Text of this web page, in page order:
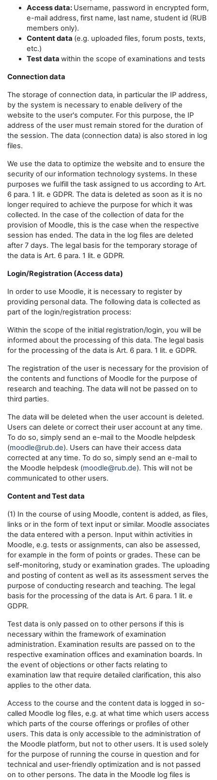
Access data: Username, password in encrypted form,
e-mail address, first name, last name, student id (RUB
members only).
Content data (e.g. uploaded files, forum posts, texts,
etc.)
Test data within the scope of examinations and tests
Connection data
The storage of connection data, in particular the IP address,
by the system is necessary to enable delivery of the
website to the user's computer. For this purpose, the IP
address of the user must remain stored for the duration of
the session. The data (connection data) is also stored in log
files.
We use the data to optimize the website and to ensure the
security of our information technology systems. In these
purposes we fulfill the task assigned to us according to Art.
6 para. 1 lit. e GDPR. The data is deleted as soon as it is no
longer required to achieve the purpose for which it was
collected. In the case of the collection of data for the
provision of Moodle, this is the case when the respective
session has ended. The data in the log files are deleted
after 7 days. The legal basis for the temporary storage of
the data is Art. 6 para. 1 lit. e GDPR.
Login/Registration (Access data)
In order to use Moodle, it is necessary to register by
providing personal data. The following data is collected as
part of the login/registration process:
Within the scope of the initial registration/login, you will be
informed about the processing of this data. The legal basis
for the processing of the data is Art. 6 para. 1 lit. e GDPR.
The registration of the user is necessary for the provision of
the contents and functions of Moodle for the purpose of
research and teaching. The data will not be passed on to
third parties.
The data will be deleted when the user account is deleted.
Users can delete or correct their user account at any time.
To do so, simply send an e-mail to the Moodle helpdesk
(moodle@rub.de). Users can have their access data
corrected at any time. To do so, simply send an e-mail to
the Moodle helpdesk (moodle@rub.de). This will not be
communicated to other users.
Content and Test data
(1) In the course of using Moodle, content is added, as files,
links or in the form of text input or similar. Moodle associates
the data entered with a person. Input within activities in
Moodle, e.g. tests or assignments, can also be assessed,
for example in the form of points or grades. These can be
self-monitoring, study or examination grades. The uploading
and posting of content as well as its assessment serves the
purpose of conducting research and teaching. The legal
basis for the processing of the data is Art. 6 para. 1 lit. e
GDPR.
Test data is only passed on to other persons if this is
necessary within the framework of examination
administration. Examination results are passed on to the
respective examination offices and examination boards. In
the event of objections or other facts relating to
examination law that require detailed clarification, this also
applies to the other data.
Access to the course and the content data is logged in so-
called Moodle log files, e.g. at what time which users access
which parts of the course offerings or profiles of other
users. This data is only accessible to the administration of
the Moodle platform, but not to other users. It is used solely
for the purpose of running the course in question and for
technical and user-friendly optimization and is not passed
on to other persons. The data in the Moodle log files is